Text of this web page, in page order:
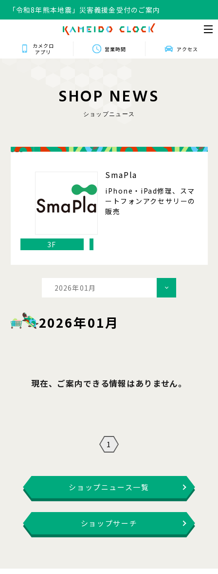
「令和8年熊本地震」災害義援金受付のご案内
カメクロ
アプリ
営業時間 アクセス
SHOP NEWS
ショップニュース
323
SmaPla
iPhone・iPad修理、スマ
ートフォンアクセサリーの
販売
3F
2026年01月
2026年01月
現在、ご案内できる情報はありません。
1
ショップニュース一覧
ショップサーチ